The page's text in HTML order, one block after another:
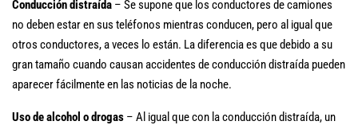
Conducción distraída – Se supone que los conductores de camiones
no deben estar en sus teléfonos mientras conducen, pero al igual que
otros conductores, a veces lo están. La diferencia es que debido a su
gran tamaño cuando causan accidentes de conducción distraída pueden
aparecer fácilmente en las noticias de la noche.
Uso de alcohol o drogas – Al igual que con la conducción distraída, un